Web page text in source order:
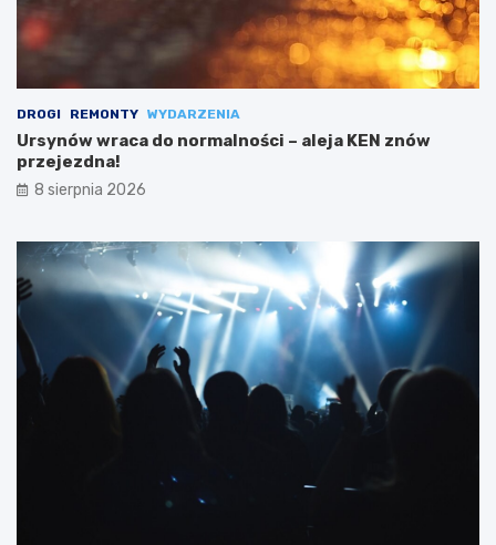
DROGI REMONTY WYDARZENIA
Ursynów wraca do normalności – aleja KEN znów
przejezdna!
8 sierpnia 2026